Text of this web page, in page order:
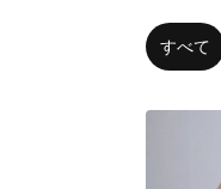
すべて